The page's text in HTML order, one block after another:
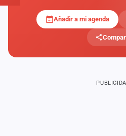
Añadir a mi agenda